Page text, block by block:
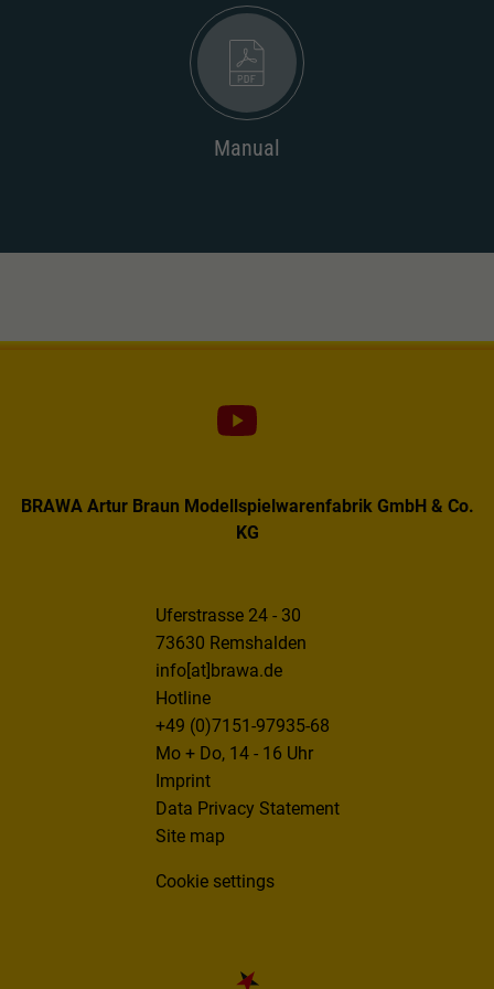
Manual
BRAWA Artur Braun Modellspielwarenfabrik GmbH & Co.
KG
Uferstrasse 24 - 30
73630 Remshalden
info[at]brawa.de
Hotline
+49 (0)7151-97935-68
Mo + Do, 14 - 16 Uhr
Imprint
Data Privacy Statement
Site map
Cookie settings